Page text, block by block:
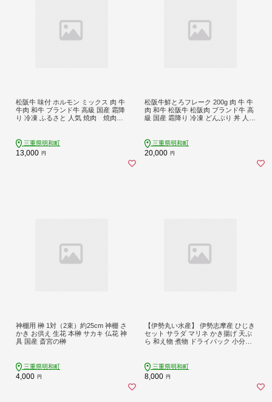
松阪牛 味付 ホルモン ミックス 肉 牛
牛肉 和牛 ブランド牛 高級 国産 霜降
り 冷凍 ふるさと 人気 焼肉 焼肉用
鍋 炒め トロトロ 希少 貴重 味噌 味噌
タレ SS104
三重県明和町
13,000 円
松阪牛鮮とろフレーク 200g 肉 牛 牛
肉 和牛 松阪牛 松阪肉 ブランド牛 高
級 国産 霜降り 冷凍 どんぶり 丼 人気
三重県明和町
20,000 円
神棚用 榊 1対（2束）約25cm 神棚 さ
かき お供え 生花 本榊 サカキ 仏花 神
具 国産 斎宮の榊
三重県明和町
4,000 円
【伊勢丸い水産】 伊勢志摩産 ひじき
セット サラダ マリネ かき揚げ 天ぷ
ら 和え物 煮物 ドライパック 小分け
三重県明和町
8,000 円